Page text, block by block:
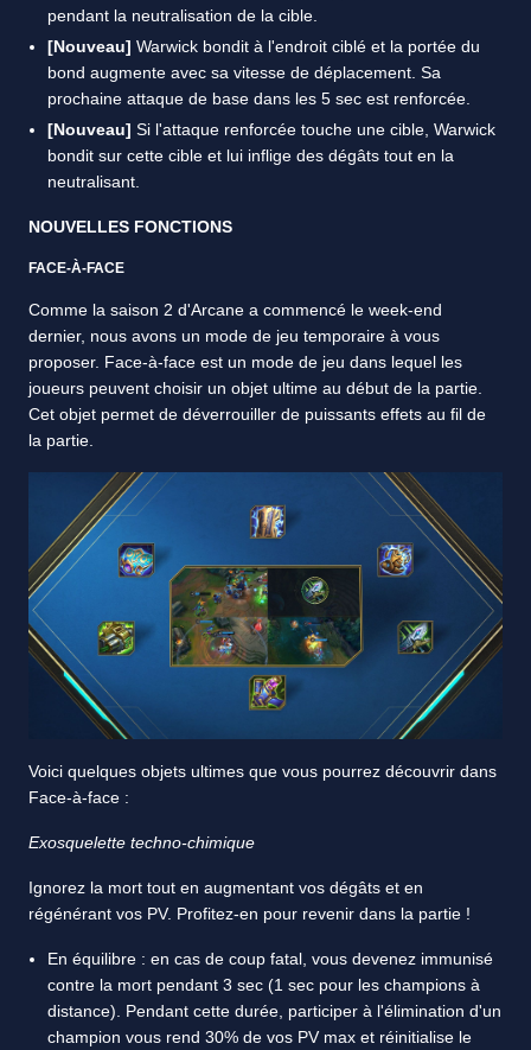
pendant la neutralisation de la cible.
[Nouveau] Warwick bondit à l'endroit ciblé et la portée du
bond augmente avec sa vitesse de déplacement. Sa
prochaine attaque de base dans les 5 sec est renforcée.
[Nouveau] Si l'attaque renforcée touche une cible, Warwick
bondit sur cette cible et lui inflige des dégâts tout en la
neutralisant.
NOUVELLES FONCTIONS
FACE-À-FACE
Comme la saison 2 d'Arcane a commencé le week-end
dernier, nous avons un mode de jeu temporaire à vous
proposer. Face-à-face est un mode de jeu dans lequel les
joueurs peuvent choisir un objet ultime au début de la partie.
Cet objet permet de déverrouiller de puissants effets au fil de
la partie.
Voici quelques objets ultimes que vous pourrez découvrir dans
Face-à-face :
Exosquelette techno-chimique
Ignorez la mort tout en augmentant vos dégâts et en
régénérant vos PV. Profitez-en pour revenir dans la partie !
En équilibre : en cas de coup fatal, vous devenez immunisé
contre la mort pendant 3 sec (1 sec pour les champions à
distance). Pendant cette durée, participer à l'élimination d'un
champion vous rend 30% de vos PV max et réinitialise le